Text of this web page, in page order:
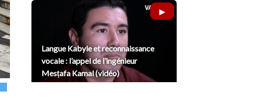
Langue Kabyle et reconnaissance
vocale : l’appel de l’ingénieur
Mesṭafa Kamal (vidéo)